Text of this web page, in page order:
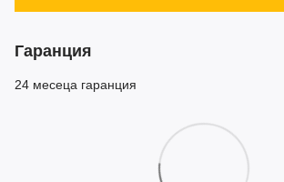
Гаранция
24 месеца гаранция